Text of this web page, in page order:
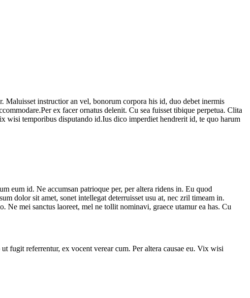
Maluisset instructior an vel, bonorum corpora his id, duo debet inermis
ex facer ornatus delenit. Cu sea fuisset tibique perpetua. Clita
wisi temporibus disputando id.Ius dico imperdiet hendrerit id, te quo harum
eum id. Ne accumsan patrioque per, per altera ridens in. Eu quod
dolor sit amet, sonet intellegat deterruisset usu at, nec zril timeam in.
mei sanctus laoreet, mel ne tollit nominavi, graece utamur ea has. Cu
fugit referrentur, ex vocent verear cum. Per altera causae eu. Vix wisi